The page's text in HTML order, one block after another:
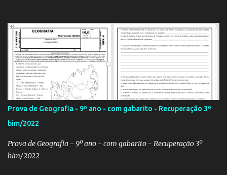
Com um evento como a Copa do Mundo ocorrendo no Brasil,
independentemente se você seja do time 'Viva Copa' ou do time
'Não vai ter Copa', uma hora ou outra acaba precisando das
bandeiras dos países que participarão do evento (para exaltá-los
ou para estraçalhá-los). Principalmente se você for aluno ou
professor! Provavelmente sua escola fará alguma atividade
relacionada ao assunto. Aí, precisa correr para o Google Imagens,
achar a bandeira correta, com a resolução adequada... a maior
função. Eu sei porque já precisei fazer isso. Como deixei os
arquivos armazenados em cas...
Prova de Geografia - 9º ano - com gabarito - Recuperação 3º
bim/2022
Prova de Geografia - 9º ano - com gabarito - Recuperação 3º
bim/2022